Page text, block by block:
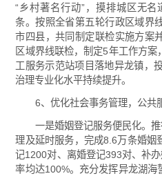
“乡村著名行动”，摸排城区无
条。按照全省第五轮行政区域界
市四县，共同制定联检实施方案
区域界线联检，制定5年工作方
工服务示范站项目落地异龙镇，
治理专业化水平持续提升。
6、优化社会事务管理，公共
一是婚姻登记服务便民化。
理及延时服务，完成8.6万条婚姻
记1200对、离婚登记393对、补
率均达100%。充分发挥异龙湖